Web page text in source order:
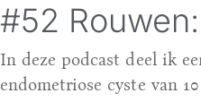
#52
In deze podcast deel ik
endometriose cyste van